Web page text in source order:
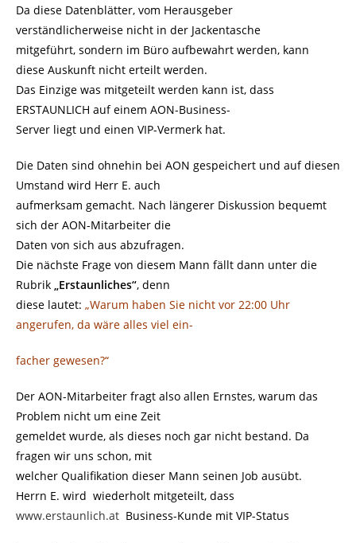
Da diese Datenblätter, vom Herausgeber
verständlicherweise nicht in der Jackentasche
mitgeführt, sondern im Büro aufbewahrt werden, kann
diese Auskunft nicht erteilt werden.
Das Einzige was mitgeteilt werden kann ist, dass
ERSTAUNLICH auf einem AON-Business-
Server liegt und einen VIP-Vermerk hat.
Die Daten sind ohnehin bei AON gespeichert und auf diesen
Umstand wird Herr E. auch
aufmerksam gemacht. Nach längerer Diskussion bequemt
sich der AON-Mitarbeiter die
Daten von sich aus abzufragen.
Die nächste Frage von diesem Mann fällt dann unter die
Rubrik „Erstaunliches“, denn
diese lautet: „Warum haben Sie nicht vor 22:00 Uhr
angerufen, da wäre alles viel ein-
facher gewesen?“
Der AON-Mitarbeiter fragt also allen Ernstes, warum das
Problem nicht um eine Zeit
gemeldet wurde, als dieses noch gar nicht bestand. Da
fragen wir uns schon, mit
welcher Qualifikation dieser Mann seinen Job ausübt.
Herrn E. wird wiederholt mitgeteilt, dass
www.erstaunlich.at Business-Kunde mit VIP-Status